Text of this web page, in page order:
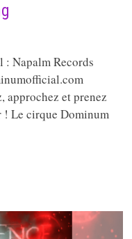
Napalm Records
approchez et prenez
! Le cirque Dominum